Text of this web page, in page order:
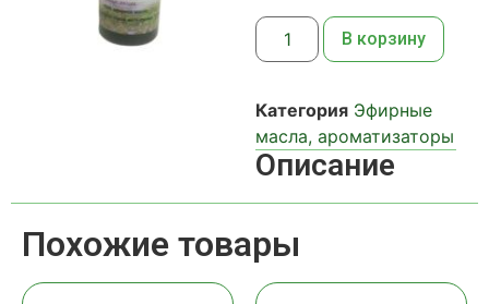
В корзину
Категория Эфирные
масла, ароматизаторы
Описание
Похожие товары